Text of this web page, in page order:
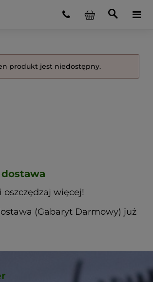
produkt jest niedostępny.
oszczędzaj więcej!
(Gabaryt Darmowy) już